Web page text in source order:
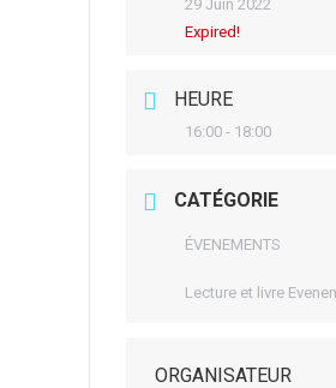
29 Juin 2022
Expired!
HEURE
16:00 - 18:00
CATÉGORIE
ÉVENEMENTS
Lecture et livre
ORGANISATEUR